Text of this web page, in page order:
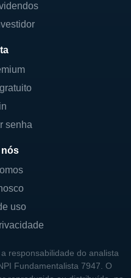
senha
uso
responsabilidade do analista
Fundamentalista 7947. O